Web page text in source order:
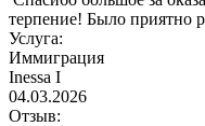
терпение! Было приятно
Услуга:
Иммиграция
Inessa I
04.03.2026
Отзыв: